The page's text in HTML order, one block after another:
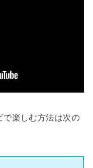
で楽しむ方法は次の